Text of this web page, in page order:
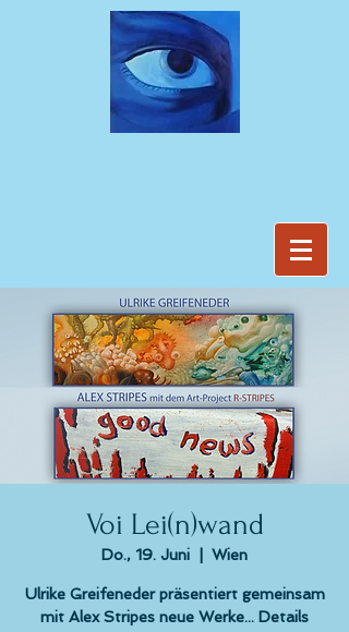
Voi Lei(n)wand
Do., 19. Juni Wien
Ulrike Greifeneder präsentiert gemeinsam
mit Alex Stripes neue Werke... Details